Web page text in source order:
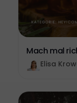
Mach mal
Elisa